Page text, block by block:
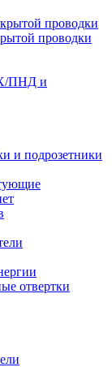
проводки
проводки
ПНД и
и подрозетники
отвертки